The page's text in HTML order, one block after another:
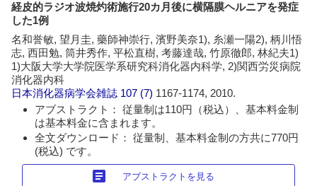
経皮的ラジオ波焼灼術施行20カ月後に横隔膜ヘルニアを発症
した1例
名和誉敏, 望月圭, 藥師神崇行, 濱野美奈1), 糸瀬一陽2), 柄川悟
志, 西田勉, 筒井秀作, 平松直樹, 考藤達哉, 竹原徹郎, 林紀夫1)
1)大阪大学大学院医学系研究科消化器内科学, 2)関西労災病院
消化器内科
日本消化器病学会雑誌 107 (7) 1167-1174, 2010.
アブストラクト： 従量制は110円（税込）、基本料金制
は基本料金に含まれます。
全文ダウンロード： 従量制、基本料金制の方共に770円
(税込) です。
article アブストラクトを見る